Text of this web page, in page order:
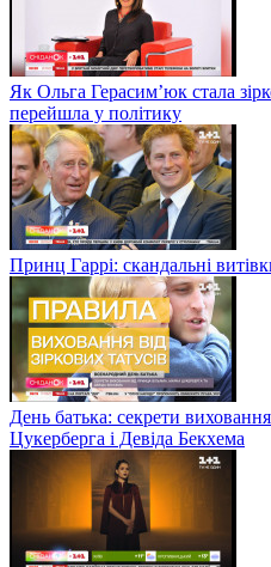
Як Ольга Герасим’юк стала
перейшла у політику
Принц Гаррі: скандальні
День батька: секрети
Цукерберга і Девіда Бекхема